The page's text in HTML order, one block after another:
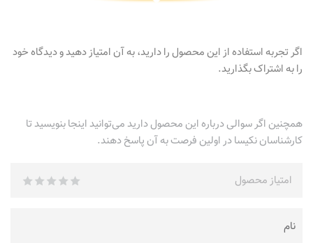
اگر تجربه استفاده از این محصول را دارید، به آن امتیاز دهید و دیدگاه خود
را به اشتراک بگذارید.
همچنین اگر سوالی درباره این محصول دارید می‌توانید اینجا بنویسید تا
کارشناسان نکیسا در اولین فرصت به آن پاسخ دهند.
امتیاز محصول